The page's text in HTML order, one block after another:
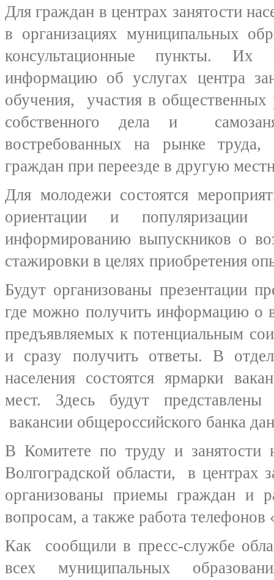
Для граждан в центрах занятости
в организациях муниципальных
консультационные пункты. Их
информацию об услугах центра
обучения, участия в общественных
собственного дела и
востребованных на рынке труда,
граждан при переезде в другую
Для молодежи состоятся
ориентации и
информированию выпускников о
стажировки в целях приобретения
Будут организованы презентации
где можно получить информацию о
предъявляемых к потенциальным
и сразу получить ответы. В
населения состоятся ярмарки
мест. Здесь будут представлены
вакансии общероссийского банка
В Комитете по труду и занятости
Волгоградской области, в центрах
организованы приемы граждан и
вопросам, а также работа телефонов
Как сообщили в пресс-службе
всех муниципальных